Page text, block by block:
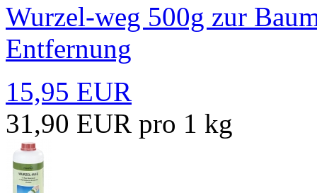
Wurzel-weg 500g zur
Entfernung
15,95 EUR
31,90 EUR pro 1 kg